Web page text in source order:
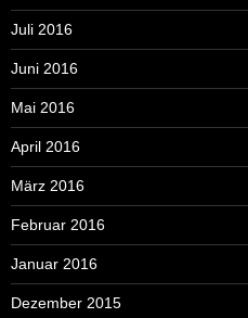
Juli 2016
Juni 2016
Mai 2016
April 2016
März 2016
Februar 2016
Januar 2016
Dezember 2015